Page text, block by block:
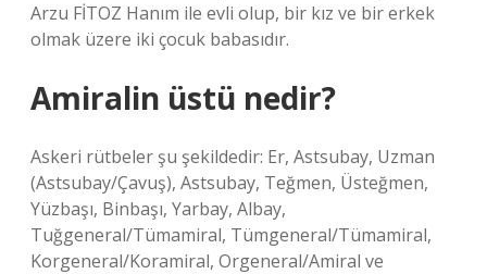
Arzu FİTOZ Hanım ile evli olup, bir kız ve bir erkek
olmak üzere iki çocuk babasıdır.
Amiralin üstü nedir?
Askeri rütbeler şu şekildedir: Er, Astsubay, Uzman
(Astsubay/Çavuş), Astsubay, Teğmen, Üsteğmen,
Yüzbaşı, Binbaşı, Yarbay, Albay,
Tuğgeneral/Tümamiral, Tümgeneral/Tümamiral,
Korgeneral/Koramiral, Orgeneral/Amiral ve